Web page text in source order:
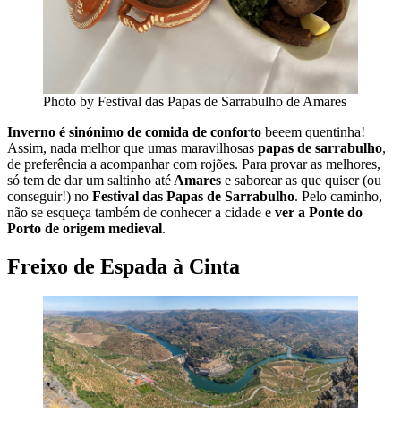
Photo by Festival das Papas de Sarrabulho de Amares
Inverno é sinónimo de comida de conforto beeem quentinha!
Assim, nada melhor que umas maravilhosas papas de sarrabulho,
de preferência a acompanhar com rojões. Para provar as melhores,
só tem de dar um saltinho até Amares e saborear as que quiser (ou
conseguir!) no Festival das Papas de Sarrabulho. Pelo caminho,
não se esqueça também de conhecer a cidade e ver a Ponte do
Porto de origem medieval.
Freixo de Espada à Cinta